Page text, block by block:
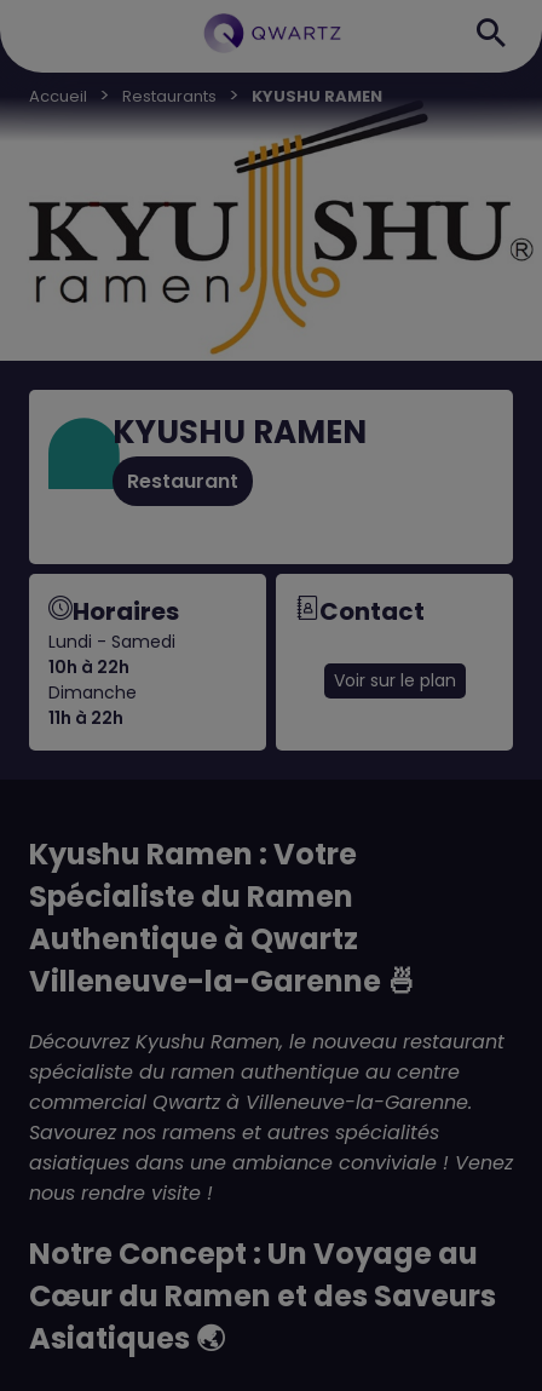
Accueil Restaurants KYUSHU RAMEN
KYUSHU RAMEN
Restaurant
Horaires
Lundi - Samedi
10h à 22h
Dimanche
11h à 22h
Contact
Voir sur le plan
Kyushu Ramen : Votre
Spécialiste du Ramen
Authentique à Qwartz
Villeneuve-la-Garenne 🍜
Découvrez Kyushu Ramen, le nouveau restaurant
spécialiste du ramen authentique au centre
commercial Qwartz à Villeneuve-la-Garenne.
Savourez nos ramens et autres spécialités
asiatiques dans une ambiance conviviale ! Venez
nous rendre visite !
Notre Concept : Un Voyage au
Cœur du Ramen et des Saveurs
Asiatiques 🌏